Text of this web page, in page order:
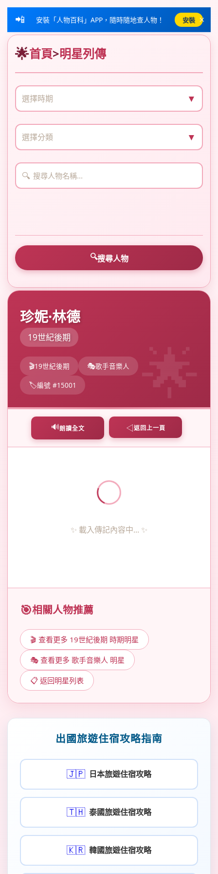
📲 安裝「人物百科」APP，隨時隨地查人物！ 安裝 ×
首頁>明星列傳
選擇時期 ▼
選擇分類 ▼
搜尋人物
珍妮·林德
19世紀後期
19世紀後期 歌手音樂人
編號 #15001
🔊朗讀全文 ◁ 返回上一頁
✨ 載入傳記內容中... ✨
相關人物推薦
🎬 查看更多 19世紀後期 時期明星
🎭 查看更多 歌手音樂人 明星
📋 返回明星列表
出國旅遊住宿攻略指南
🇯🇵 日本旅遊住宿攻略
🇹🇭 泰國旅遊住宿攻略
🇰🇷 韓國旅遊住宿攻略